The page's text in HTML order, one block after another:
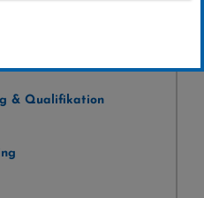
& Qualifikation